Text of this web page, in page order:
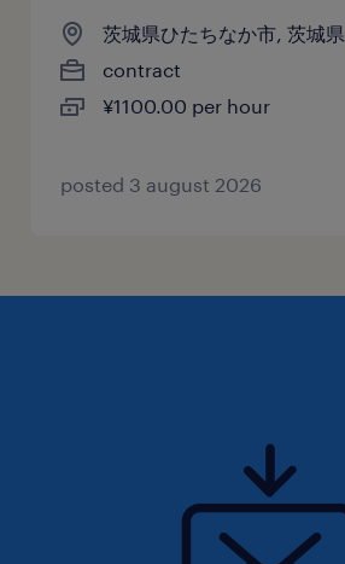
茨城県ひたちなか市, 茨城県
contract
¥1100.00 per hour
posted 3 august 2026